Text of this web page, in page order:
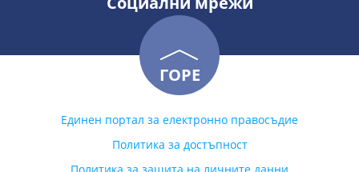
ГОРЕ
Единен портал за електронно правосъдие
Политика за достъпност